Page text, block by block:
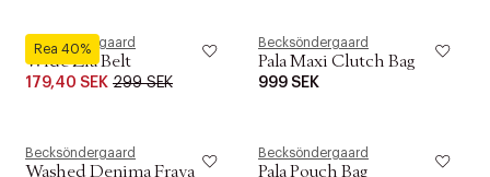
Rea 40%
Becksöndergaard
Wide Zia Belt
179,40 SEK 299 SEK
Becksöndergaard
Pala Maxi Clutch Bag
999 SEK
Becksöndergaard
Washed Denima Fraya
Becksöndergaard
Pala Pouch Bag